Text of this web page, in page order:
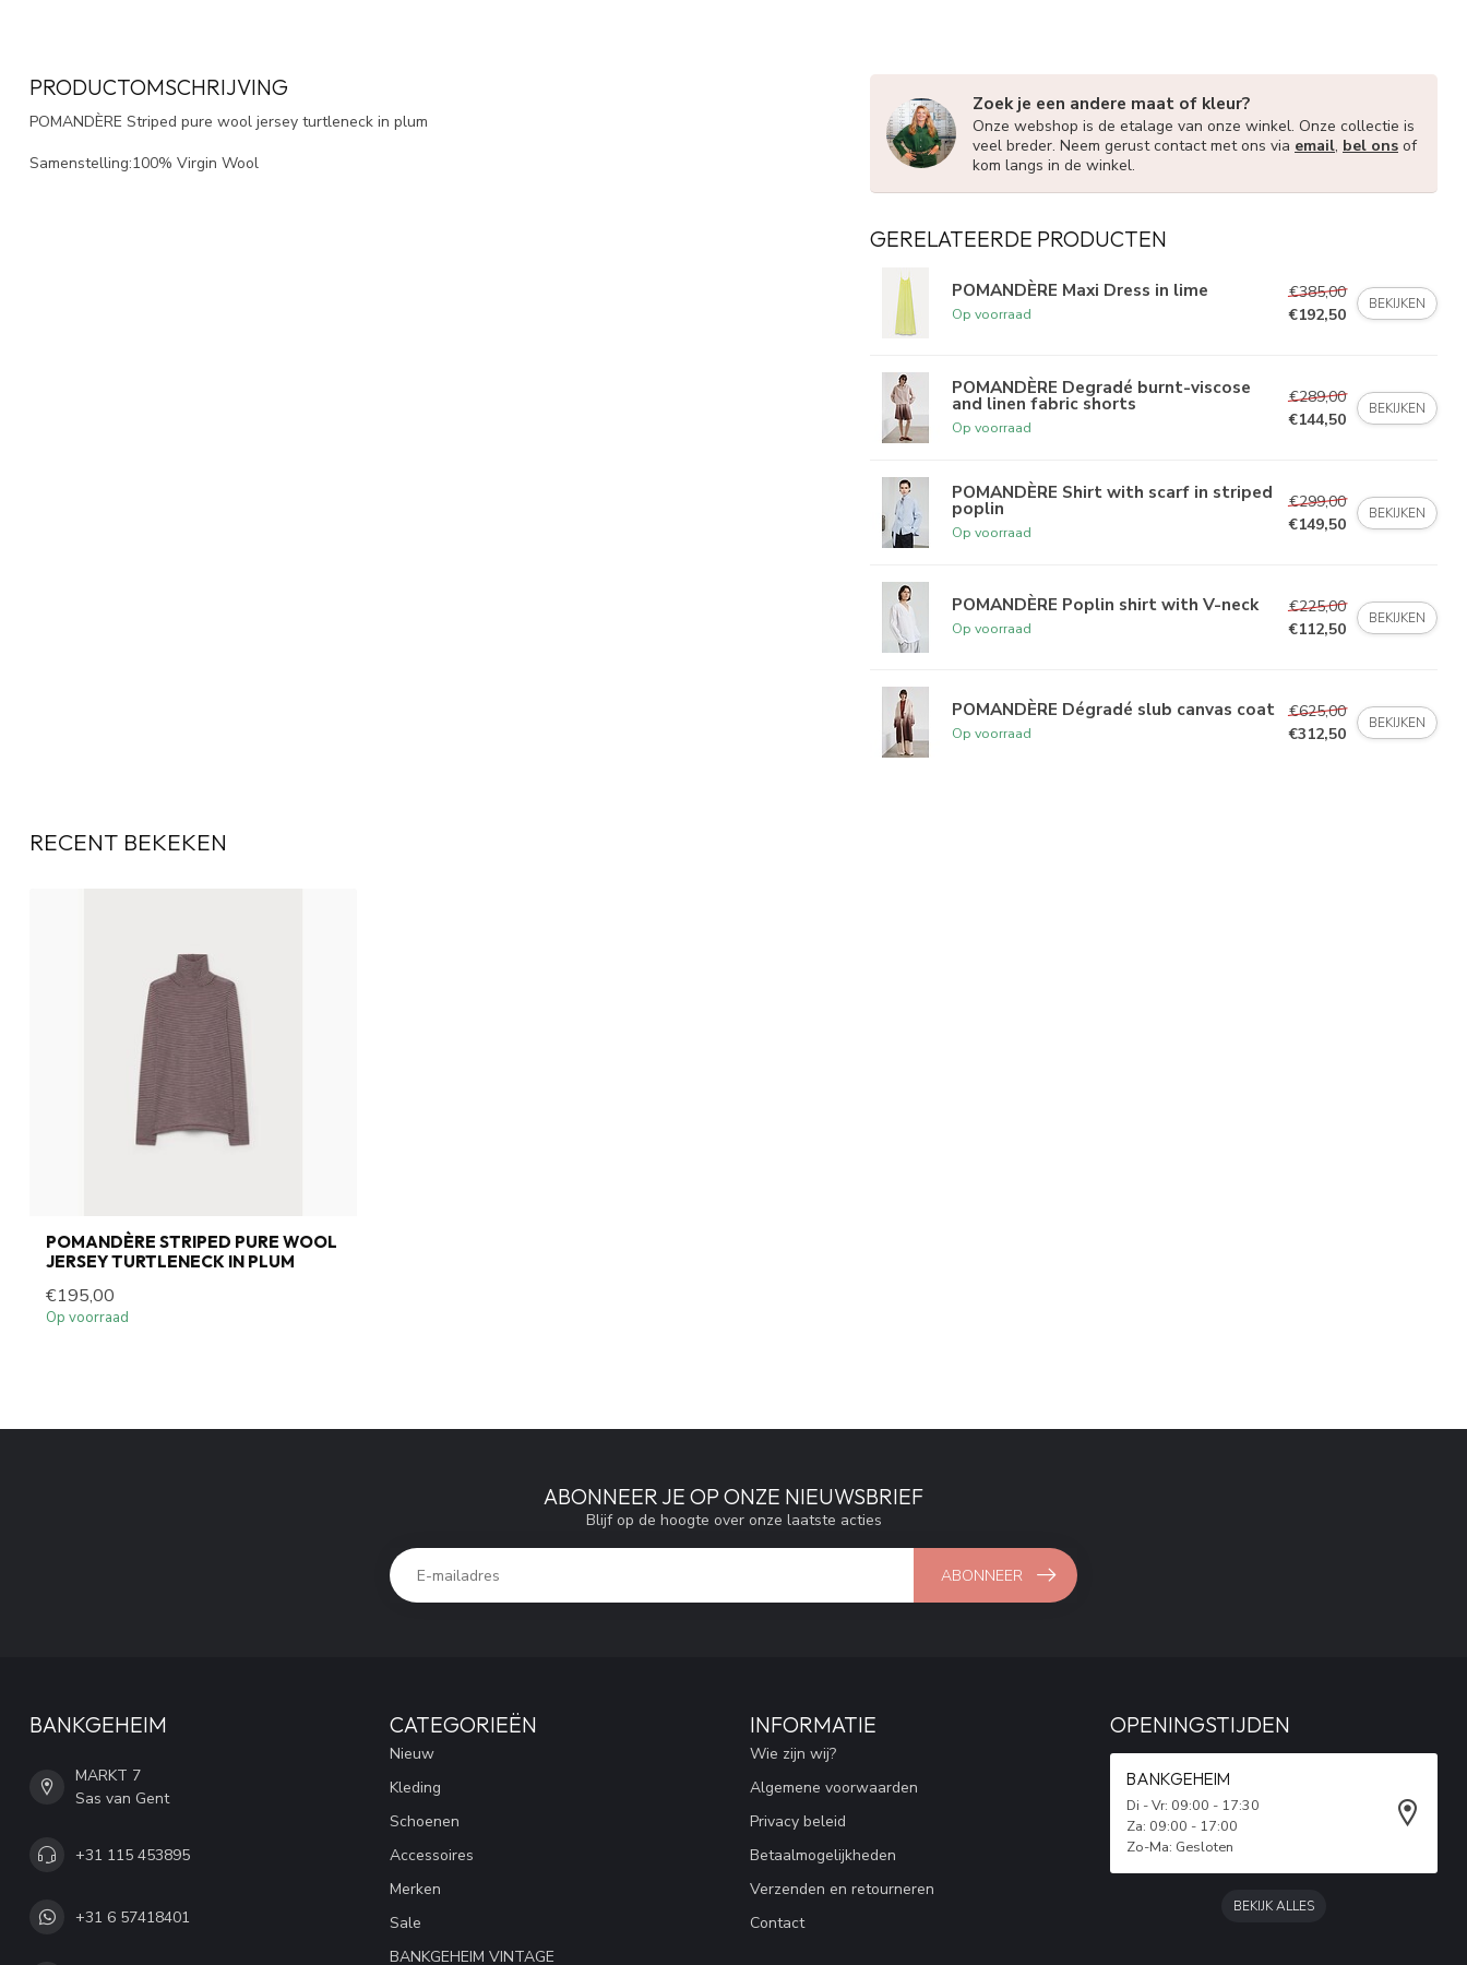
PRODUCTOMSCHRIJVING
POMANDÈRE Striped pure wool jersey turtleneck in plum
Samenstelling:100% Virgin Wool
Zoek je een andere maat of kleur?
Onze webshop is de etalage van onze winkel. Onze collectie is
veel breder. Neem gerust contact met ons via email, bel ons of
kom langs in de winkel.
GERELATEERDE PRODUCTEN
POMANDÈRE Maxi Dress in lime
Op voorraad
€385,00
€192,50
BEKIJKEN
POMANDÈRE Degradé burnt-viscose
and linen fabric shorts
Op voorraad
€289,00
€144,50
BEKIJKEN
POMANDÈRE Shirt with scarf in striped
poplin
Op voorraad
€299,00
€149,50
BEKIJKEN
POMANDÈRE Poplin shirt with V-neck
Op voorraad
€225,00
€112,50
BEKIJKEN
POMANDÈRE Dégradé slub canvas coat
Op voorraad
€625,00
€312,50
BEKIJKEN
RECENT BEKEKEN
POMANDÈRE STRIPED PURE WOOL
JERSEY TURTLENECK IN PLUM
€195,00
Op voorraad
ABONNEER JE OP ONZE NIEUWSBRIEF
Blijf op de hoogte over onze laatste acties
ABONNEER
BANKGEHEIM
MARKT 7
Sas van Gent
+31 115 453895
+31 6 57418401
CATEGORIEËN
Nieuw
Kleding
Schoenen
Accessoires
Merken
Sale
BANKGEHEIM VINTAGE
INFORMATIE
Wie zijn wij?
Algemene voorwaarden
Privacy beleid
Betaalmogelijkheden
Verzenden en retourneren
Contact
OPENINGSTIJDEN
BANKGEHEIM
Di - Vr: 09:00 - 17:30
Za: 09:00 - 17:00
Zo-Ma: Gesloten
BEKIJK ALLES